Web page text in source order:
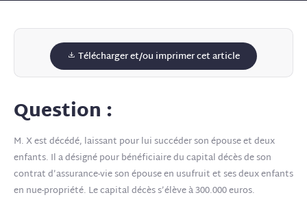
Télécharger et/ou imprimer cet article
Question :
M. X est décédé, laissant pour lui succéder son épouse et deux
enfants. Il a désigné pour bénéficiaire du capital décès de son
contrat d’assurance-vie son épouse en usufruit et ses deux enfants
en nue-propriété. Le capital décès s’élève à 300.000 euros.